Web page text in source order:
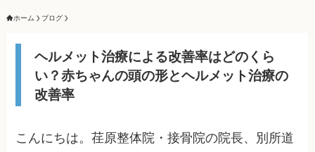
ホーム ブログ
ヘルメット治療による改善率はどのくら
い？赤ちゃんの頭の形とヘルメット治療の
改善率
こんにちは。荏原整体院・接骨院の院長、別所道